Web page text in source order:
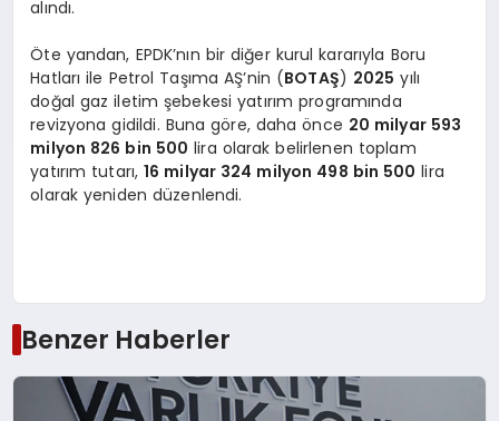
alındı.
Öte yandan, EPDK’nın bir diğer kurul kararıyla Boru
Hatları ile Petrol Taşıma AŞ’nin (BOTAŞ) 2025 yılı
doğal gaz iletim şebekesi yatırım programında
revizyona gidildi. Buna göre, daha önce 20 milyar 593
milyon 826 bin 500 lira olarak belirlenen toplam
yatırım tutarı,16 milyar 324 milyon 498 bin 500 lira
olarak yeniden düzenlendi.
Benzer Haberler